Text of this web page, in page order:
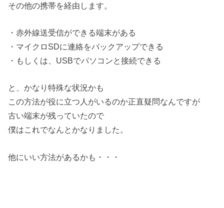
その他の携帯を経由します。
・赤外線送受信ができる端末がある
・マイクロSDに連絡をバックアップできる
・もしくは、USBでパソコンと接続できる
と、かなり特殊な状況かも
この方法が役に立つ人がいるのか正直疑問なんですが
古い端末が残っていたので
僕はこれでなんとかなりました。
他にいい方法があるかも・・・